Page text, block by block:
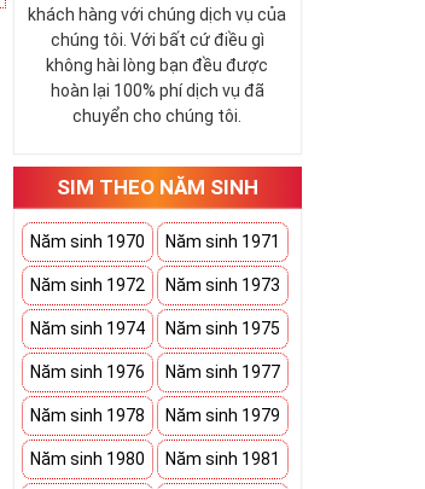
khách hàng với chúng dịch vụ của
chúng tôi. Với bất cứ điều gì
không hài lòng bạn đều được
hoàn lại 100% phí dịch vụ đã
chuyển cho chúng tôi.
SIM THEO NĂM SINH
Năm sinh 1970 Năm sinh 1971
Năm sinh 1972 Năm sinh 1973
Năm sinh 1974 Năm sinh 1975
Năm sinh 1976 Năm sinh 1977
Năm sinh 1978 Năm sinh 1979
Năm sinh 1980 Năm sinh 1981